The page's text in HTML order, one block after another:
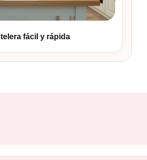
fácil y rápida